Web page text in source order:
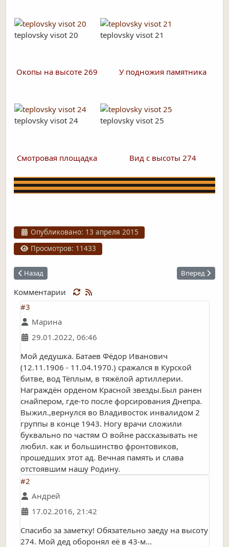
teplovsky visot 20 teplovsky visot 21
Окопы на высоте 269 У подножия памятника
teplovsky visot 24 teplovsky visot 25
Смотровая площадка Вид с высоты 274
Информация о материале
Опубликовано: 13 апреля 2015
Просмотров: 11433
Предыдущий: -Курск в годы войны-
Назад Следующий:
Вперед
Комментарии
#3
Марина
29.01.2022, 06:46
Мой дедушка. Батаев Фёдор Иванович
(12.11.1906 - 11.04.1970.) сражался в Курской
битве, вод Тёплым, в тяжёлой артиллерии.
Награждён орденом Красной звезды.Был ранен
снайпером, где-то после форсирования Днепра.
Выжил.,вернулся во Владивосток инвалидом 2
группы в конце 1943. Ногу врачи сложили
буквально по частям О войне рассказывать не
любил. как и большинство фронтовиков,
прошедших этот ад. Вечная память и слава
отстоявшим нашу Родину.
#2
Андрей
17.02.2016, 21:42
Спасибо за заметку! Обязательно заеду на высоту
274. Мой дед оборонял её в 43-м...